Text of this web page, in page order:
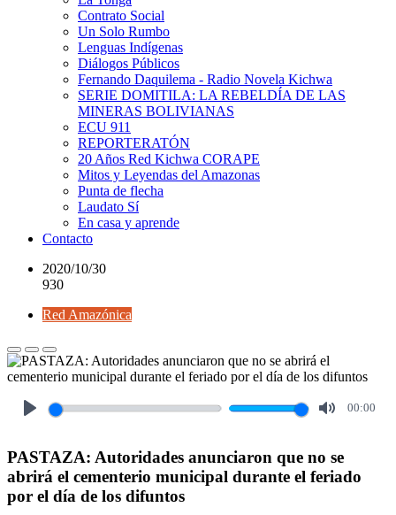
Contrato Social
Un Solo Rumbo
Lenguas Indígenas
Diálogos Públicos
Fernando Daquilema - Radio Novela Kichwa
SERIE DOMITILA: LA REBELDÍA DE LAS
MINERAS BOLIVIANAS
ECU 911
REPORTERATÓN
20 Años Red Kichwa CORAPE
Mitos y Leyendas del Amazonas
Punta de flecha
Laudato Sí
En casa y aprende
Contacto
2020/10/30
930
Red Amazónica
00:00
PASTAZA: Autoridades anunciaron que no se
abrirá el cementerio municipal durante el feriado
por el día de los difuntos